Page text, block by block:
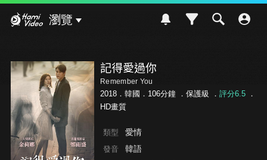
瀏覽
記得愛過你
Remember You
2018．韓國．106分鐘 ． 保護級 ． 評分6.5．
HD畫質
類型 愛情
發音 韓語